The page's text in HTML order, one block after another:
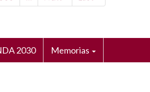
página
página
2030 Memorias